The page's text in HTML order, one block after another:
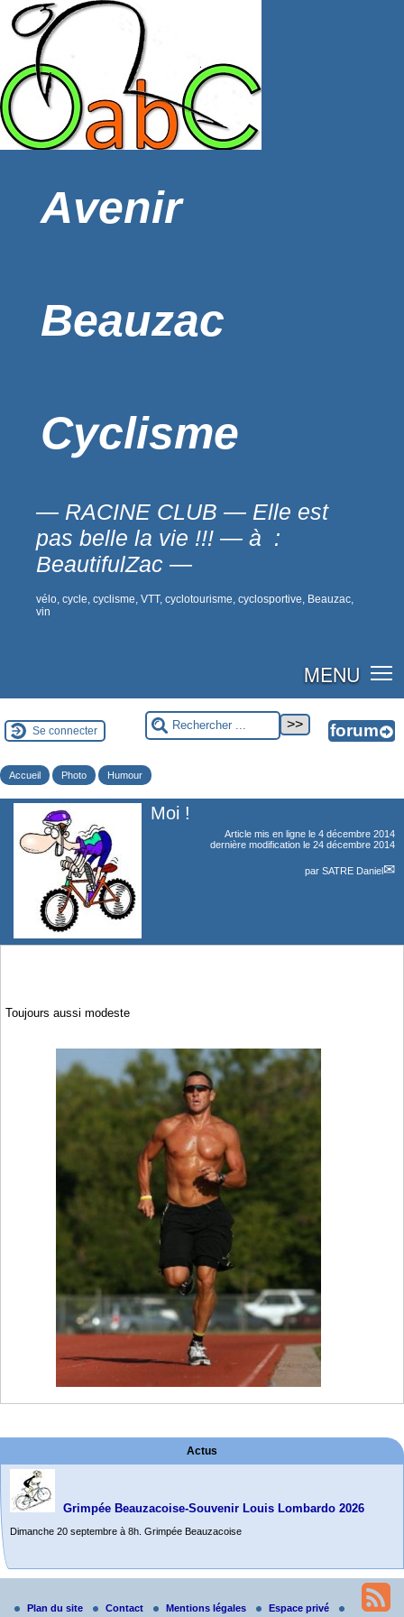
Avenir
Beauzac
Cyclisme
— RACINE CLUB — Elle est
pas belle la vie !!! — à :
BeautifulZac —
vélo, cycle, cyclisme, VTT, cyclotourisme, cyclosportive, Beauzac,
vin
MENU
Se connecter
Accueil Photo Humour
Moi !
Article mis en ligne le 4 décembre 2014
dernière modification le 24 décembre 2014
par SATRE Daniel
Toujours aussi modeste
Actus
Grimpée Beauzacoise-Souvenir Louis Lombardo 2026
Dimanche 20 septembre à 8h. Grimpée Beauzacoise
Randonnée itinérante dans l’Aveyron.
Du 19 au 21 juin
Plan du site Contact Mentions légales Espace privé